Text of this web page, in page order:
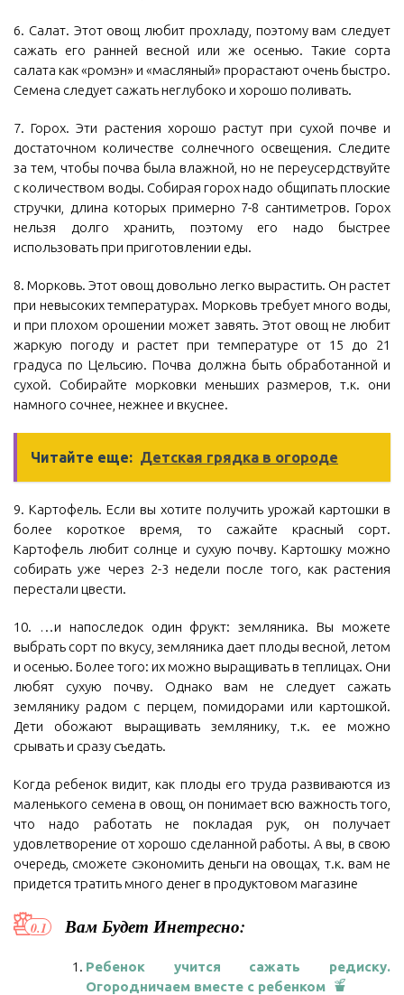
6. Салат. Этот овощ любит прохладу, поэтому вам следует
сажать его ранней весной или же осенью. Такие сорта
салата как «ромэн» и «масляный» прорастают очень быстро.
Семена следует сажать неглубоко и хорошо поливать.
7. Горох. Эти растения хорошо растут при сухой почве и
достаточном количестве солнечного освещения. Следите
за тем, чтобы почва была влажной, но не переусердствуйте
с количеством воды. Собирая горох надо общипать плоские
стручки, длина которых примерно 7-8 сантиметров. Горох
нельзя долго хранить, поэтому его надо быстрее
использовать при приготовлении еды.
8. Морковь. Этот овощ довольно легко вырастить. Он растет
при невысоких температурах. Морковь требует много воды,
и при плохом орошении может завять. Этот овощ не любит
жаркую погоду и растет при температуре от 15 до 21
градуса по Цельсию. Почва должна быть обработанной и
сухой. Собирайте морковки меньших размеров, т.к. они
намного сочнее, нежнее и вкуснее.
Читайте еще: Детская грядка в огороде
9. Картофель. Если вы хотите получить урожай картошки в
более короткое время, то сажайте красный сорт.
Картофель любит солнце и сухую почву. Картошку можно
собирать уже через 2-3 недели после того, как растения
перестали цвести.
10. …и напоследок один фрукт: земляника. Вы можете
выбрать сорт по вкусу, земляника дает плоды весной, летом
и осенью. Более того: их можно выращивать в теплицах. Они
любят сухую почву. Однако вам не следует сажать
землянику радом с перцем, помидорами или картошкой.
Дети обожают выращивать землянику, т.к. ее можно
срывать и сразу съедать.
Когда ребенок видит, как плоды его труда развиваются из
маленького семена в овощ, он понимает всю важность того,
что надо работать не покладая рук, он получает
удовлетворение от хорошо сделанной работы. А вы, в свою
очередь, сможете сэкономить деньги на овощах, т.к. вам не
придется тратить много денег в продуктовом магазине
Вам Будет Инетресно:
Ребенок учится сажать редиску.
Огородничаем вместе с ребенком